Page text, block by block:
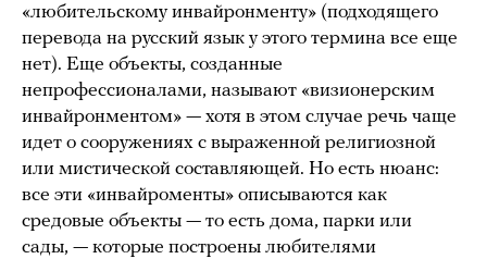
«любительскому инвайронменту» (подходящего
перевода на русский язык у этого термина все еще
нет). Еще объекты, созданные
непрофессионалами, называют «визионерским
инвайронментом» — хотя в этом случае речь чаще
идет о сооружениях с выраженной религиозной
или мистической составляющей. Но есть нюанс:
все эти «инвайроменты» описываются как
средовые объекты — то есть дома, парки или
сады, — которые построены любителями